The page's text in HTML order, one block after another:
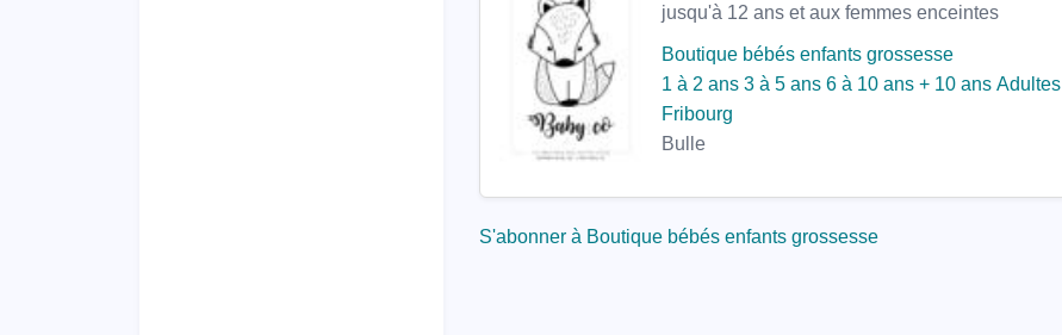
jusqu'à 12 ans et aux femmes enceintes
Boutique bébés enfants grossesse
1 à 2 ans 3 à 5 ans 6 à 10 ans + 10 ans Adultes
Fribourg
Bulle
S'abonner à Boutique bébés enfants grossesse